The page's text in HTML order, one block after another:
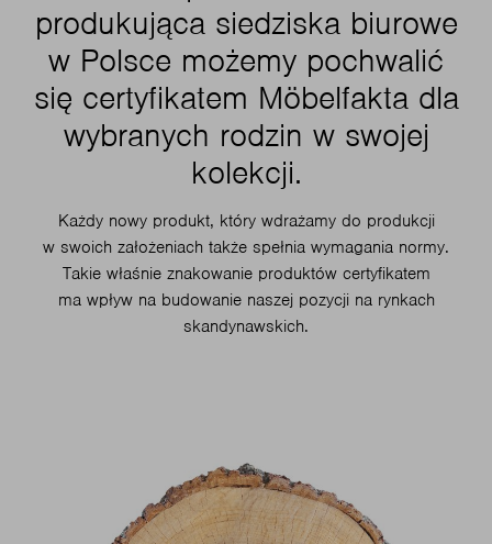
produkująca siedziska biurowe
w Polsce możemy pochwalić
się certyfikatem Möbelfakta dla
wybranych rodzin w swojej
kolekcji.
Każdy nowy produkt, który wdrażamy do produkcji
w swoich założeniach także spełnia wymagania normy.
Takie właśnie znakowanie produktów certyfikatem
ma wpływ na budowanie naszej pozycji na rynkach
skandynawskich.